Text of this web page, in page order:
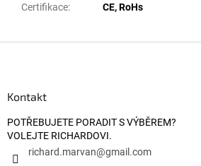
Certifikace: CE, RoHs
Kontakt
POTŘEBUJETE PORADIT S VÝBĚREM?
VOLEJTE RICHARDOVI.
richard.marvan@gmail.com